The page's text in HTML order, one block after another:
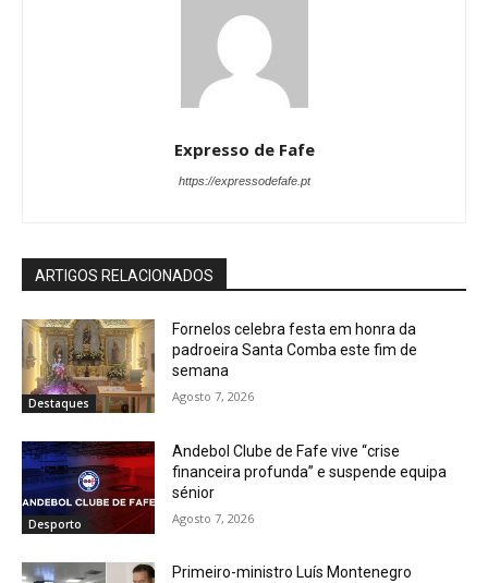
Expresso de Fafe
https://expressodefafe.pt
ARTIGOS RELACIONADOS
Destaques
Fornelos celebra festa em honra da
padroeira Santa Comba este fim de
semana
Agosto 7, 2026
Desporto
Andebol Clube de Fafe vive “crise
financeira profunda” e suspende equipa
sénior
Agosto 7, 2026
Primeiro-ministro Luís Montenegro